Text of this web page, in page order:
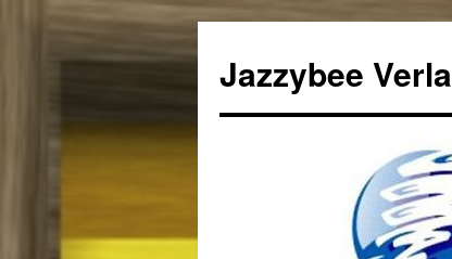
Jazzybee